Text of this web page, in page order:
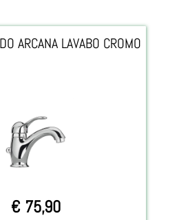
ARCANA LAVABO CROMO
€ 75,90